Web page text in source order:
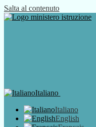
Salta al contenuto
Italiano
Italiano
English